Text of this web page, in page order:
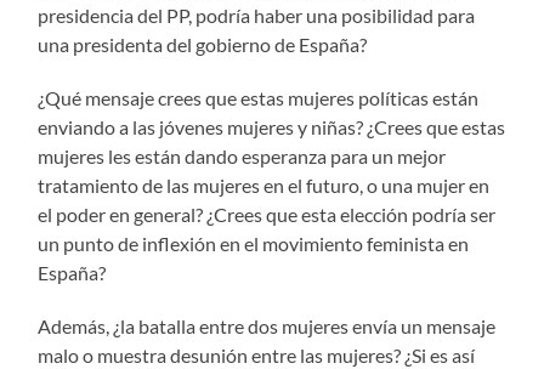
presidencia del PP, podría haber una posibilidad para
una presidenta del gobierno de España?
¿Qué mensaje crees que estas mujeres políticas están
enviando a las jóvenes mujeres y niñas? ¿Crees que estas
mujeres les están dando esperanza para un mejor
tratamiento de las mujeres en el futuro, o una mujer en
el poder en general? ¿Crees que esta elección podría ser
un punto de inflexión en el movimiento feminista en
España?
Además, ¿la batalla entre dos mujeres envía un mensaje
malo o muestra desunión entre las mujeres? ¿Si es así